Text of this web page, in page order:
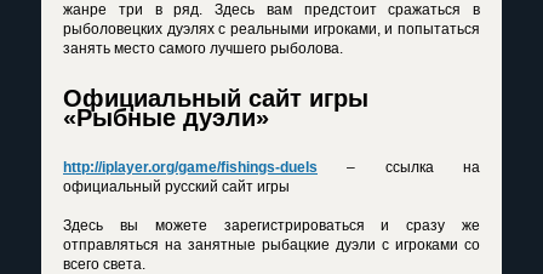
жанре три в ряд. Здесь вам предстоит сражаться в
рыболовецких дуэлях с реальными игроками, и попытаться
занять место самого лучшего рыболова.
Официальный сайт игры
«Рыбные дуэли»
http://iplayer.org/game/fishings-duels – ссылка на
официальный русский сайт игры
Здесь вы можете зарегистрироваться и сразу же
отправляться на занятные рыбацкие дуэли с игроками со
всего света.